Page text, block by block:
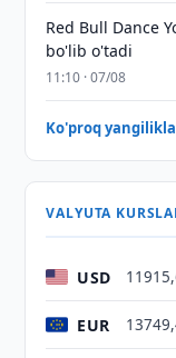
Red Bull Dance
bo'lib o'tadi
11:10 · 07/08
Ko'proq
VALYUTA
USD
EUR